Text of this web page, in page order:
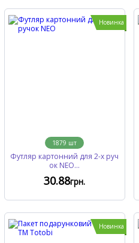
Новинка
1879 шт
Футляр картонний для 2-х руч
ок NEO...
30.88грн.
Новинка